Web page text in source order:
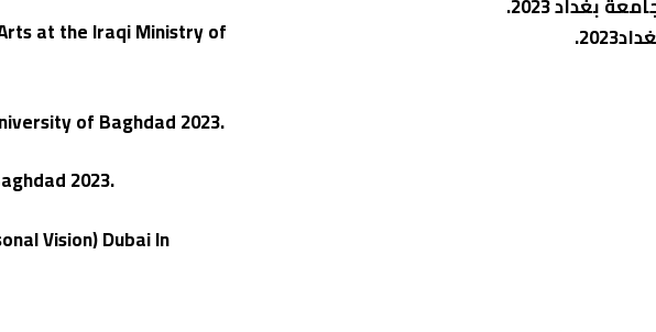
at the Iraqi Ministry of
of Baghdad 2023.
2023.
Vision) Dubai In